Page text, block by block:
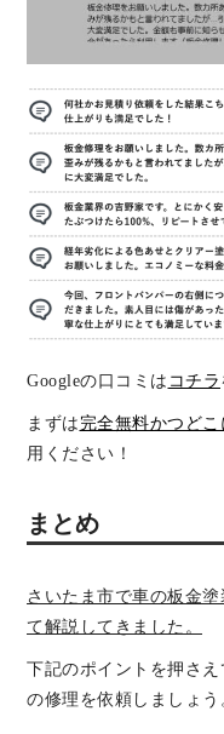
Googleの口コミは コチラ
まずは 完全無料かつど
用ください！
まとめ
さいたま市で車の板金
て解説してきました。
下記のポイントを押さ
の修理を依頼しましょう